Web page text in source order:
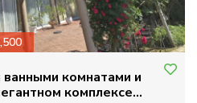
комнатами и
комплексе